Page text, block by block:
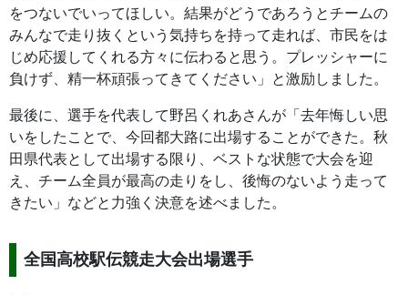
をつないでいってほしい。結果がどうであろうとチームの
みんなで走り抜くという気持ちを持って走れば、市民をは
じめ応援してくれる方々に伝わると思う。プレッシャーに
負けず、精一杯頑張ってきてください」と激励しました。
最後に、選手を代表して野呂くれあさんが「去年悔しい思
いをしたことで、今回都大路に出場することができた。秋
田県代表として出場する限り、ベストな状態で大会を迎
え、チーム全員が最高の走りをし、後悔のないよう走って
きたい」などと力強く決意を述べました。
全国高校駅伝競走大会出場選手